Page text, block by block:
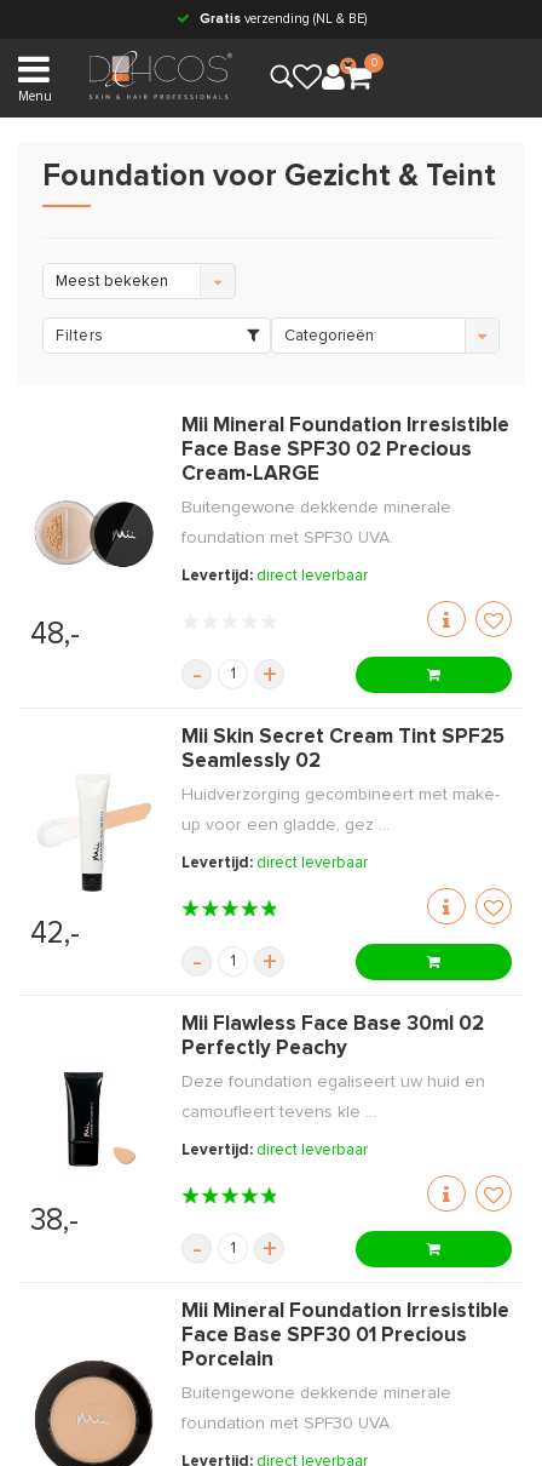
Gratisverzending (NL & BE)
Menu
0
Foundation voor Gezicht & Teint
Meest bekeken
Filters Categorieën
48,-
Mii Mineral Foundation Irresistible
Face Base SPF30 02 Precious
Cream-LARGE
Buitengewone dekkende minerale
foundation met SPF30 UVA.
Levertijd: direct leverbaar
- +
42,-
Mii Skin Secret Cream Tint SPF25
Seamlessly 02
Huidverzorging gecombineert met make-
up voor een gladde, gez ...
Levertijd: direct leverbaar
- +
38,-
Mii Flawless Face Base 30ml 02
Perfectly Peachy
Deze foundation egaliseert uw huid en
camoufleert tevens kle ...
Levertijd: direct leverbaar
- +
Mii Mineral Foundation Irresistible
Face Base SPF30 01 Precious
Porcelain
Buitengewone dekkende minerale
foundation met SPF30 UVA.
Levertijd: direct leverbaar